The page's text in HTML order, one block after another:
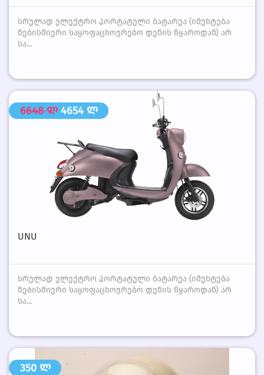
სრულად ელექტრო პორტატული ბატარეა (იმუხტება
ნებისმიერი საყოფაცხოვრებო დენის წყაროდან) არ
სა...
6648 ლ 4654 ლ
UNU
სრულად ელექტრო პორტატული ბატარეა (იმუხტება
ნებისმიერი საყოფაცხოვრებო დენის წყაროდან) არ
სა...
350 ლ